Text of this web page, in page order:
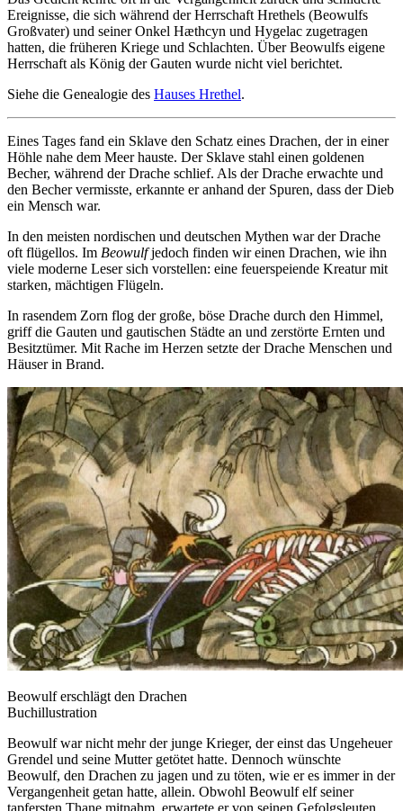
Ereignisse, die sich während der Herrschaft Hrethels (Beowulfs
Großvater) und seiner Onkel Hæthcyn und Hygelac zugetragen
hatten, die früheren Kriege und Schlachten. Über Beowulfs eigene
Herrschaft als König der Gauten wurde nicht viel berichtet.
Siehe die Genealogie des Hauses Hrethel.
Eines Tages fand ein Sklave den Schatz eines Drachen, der in einer
Höhle nahe dem Meer hauste. Der Sklave stahl einen goldenen
Becher, während der Drache schlief. Als der Drache erwachte und
den Becher vermisste, erkannte er anhand der Spuren, dass der Dieb
ein Mensch war.
In den meisten nordischen und deutschen Mythen war der Drache
oft flügellos. Im Beowulfjedoch finden wir einen Drachen, wie ihn
viele moderne Leser sich vorstellen: eine feuerspeiende Kreatur mit
starken, mächtigen Flügeln.
In rasendem Zorn flog der große, böse Drache durch den Himmel,
griff die Gauten und gautischen Städte an und zerstörte Ernten und
Besitztümer. Mit Rache im Herzen setzte der Drache Menschen und
Häuser in Brand.
Beowulf erschlägt den Drachen
Buchillustration
Beowulf war nicht mehr der junge Krieger, der einst das Ungeheuer
Grendel und seine Mutter getötet hatte. Dennoch wünschte
Beowulf, den Drachen zu jagen und zu töten, wie er es immer in der
Vergangenheit getan hatte, allein. Obwohl Beowulf elf seiner
tapfersten Thane mitnahm, erwartete er von seinen Gefolgsleuten